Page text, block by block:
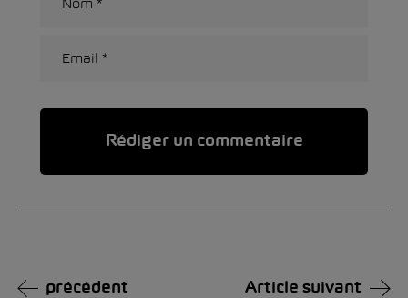
précédent Article suivant